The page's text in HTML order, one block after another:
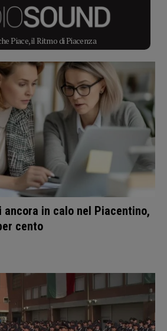
Piace, il Ritmo di Piacenza
ancora in calo nel Piacentino,
cento